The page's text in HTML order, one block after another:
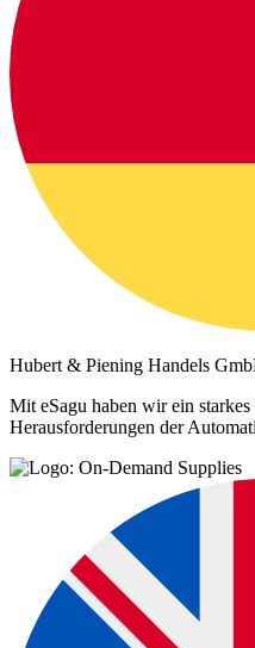
Hubert & Piening Handels
Mit eSagu haben wir ein
Herausforderungen der